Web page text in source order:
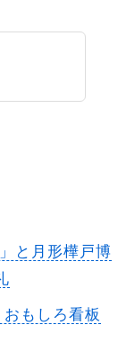
と月形樺戸博
もしろ看板